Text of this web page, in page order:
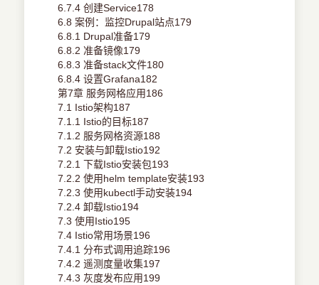
6.7.4 创建Service178
6.8 案例：监控Drupal站点179
6.8.1 Drupal准备179
6.8.2 准备镜像179
6.8.3 准备stack文件180
6.8.4 设置Grafana182
第7章 服务网格应用186
7.1 Istio架构187
7.1.1 Istio的目标187
7.1.2 服务网格资源188
7.2 安装与卸载Istio192
7.2.1 下载Istio安装包193
7.2.2 使用helm template安装193
7.2.3 使用kubectl手动安装194
7.2.4 卸载Istio194
7.3 使用Istio195
7.4 Istio常用场景196
7.4.1 分布式调用追踪196
7.4.2 遥测度量收集197
7.4.3 灰度发布应用199